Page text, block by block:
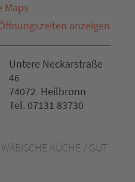
Maps
anzeigen
KÜCHE / GUT
Untere Neckarstraße
46
74072 Heilbronn
Tel. 07131 83730